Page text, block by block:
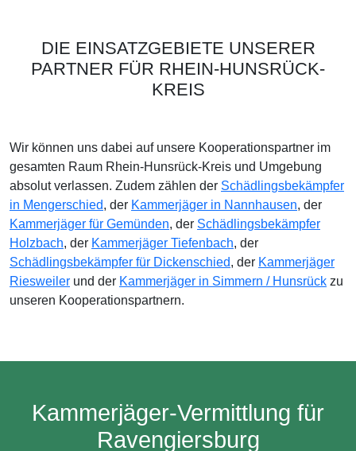
DIE EINSATZGEBIETE UNSERER
PARTNER FÜR RHEIN-HUNSRÜCK-
KREIS
Wir können uns dabei auf unsere Kooperationspartner im
gesamten Raum Rhein-Hunsrück-Kreis und Umgebung
absolut verlassen. Zudem zählen der Schädlingsbekämpfer
in Mengerschied, der Kammerjäger in Nannhausen, der
Kammerjäger für Gemünden, der Schädlingsbekämpfer
Holzbach, der Kammerjäger Tiefenbach, der
Schädlingsbekämpfer für Dickenschied, der Kammerjäger
Riesweiler und der Kammerjäger in Simmern / Hunsrück zu
unseren Kooperationspartnern.
Kammerjäger-Vermittlung für
Ravengiersburg